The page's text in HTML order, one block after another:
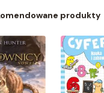
produkty